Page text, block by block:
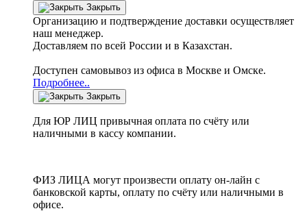
Закрыть
Организацию и подтверждение доставки осуществляет
наш менеджер.
Доставляем по всей России и в Казахстан.
Доступен самовывоз из офиса в Москве и Омске.
Подробнее..
Закрыть
Для ЮР ЛИЦ привычная оплата по счёту или
наличными в кассу компании.
ФИЗ ЛИЦА могут произвести оплату он-лайн с
банковской карты, оплату по счёту или наличными в
офисе.